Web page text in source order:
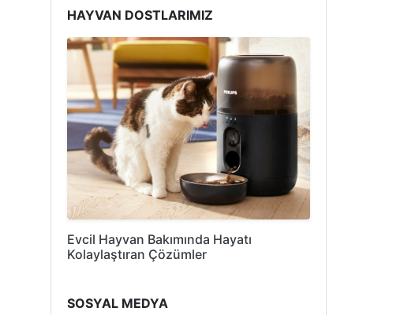
HAYVAN DOSTLARIMIZ
Evcil Hayvan Bakımında Hayatı
Kolaylaştıran Çözümler
SOSYAL MEDYA